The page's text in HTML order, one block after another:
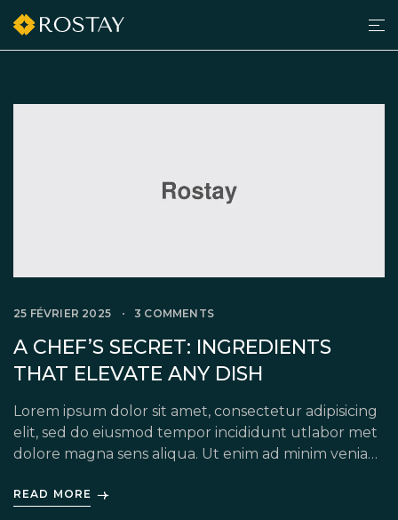
grilltimedk.com
25 FÉVRIER 2025 3 COMMENTS
A CHEF’S SECRET: INGREDIENTS
THAT ELEVATE ANY DISH
Lorem ipsum dolor sit amet, consectetur adipisicing
elit, sed do eiusmod tempor incididunt utlabor met
dolore magna sens aliqua. Ut enim ad minim veniam,
aliquip ex ea commodo consequat. Duis auteirm
READ MORE